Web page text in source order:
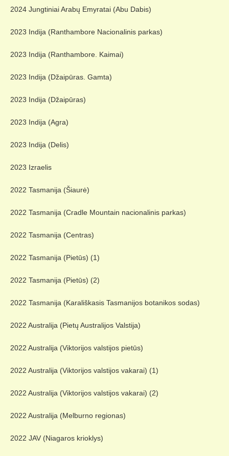
2024 Jungtiniai Arabų Emyratai (Abu Dabis)
2023 Indija (Ranthambore Nacionalinis parkas)
2023 Indija (Ranthambore. Kaimai)
2023 Indija (Džaipūras. Gamta)
2023 Indija (Džaipūras)
2023 Indija (Agra)
2023 Indija (Delis)
2023 Izraelis
2022 Tasmanija (Šiaurė)
2022 Tasmanija (Cradle Mountain nacionalinis parkas)
2022 Tasmanija (Centras)
2022 Tasmanija (Pietūs) (1)
2022 Tasmanija (Pietūs) (2)
2022 Tasmanija (Karališkasis Tasmanijos botanikos sodas)
2022 Australija (Pietų Australijos Valstija)
2022 Australija (Viktorijos valstijos pietūs)
2022 Australija (Viktorijos valstijos vakarai) (1)
2022 Australija (Viktorijos valstijos vakarai) (2)
2022 Australija (Melburno regionas)
2022 JAV (Niagaros krioklys)